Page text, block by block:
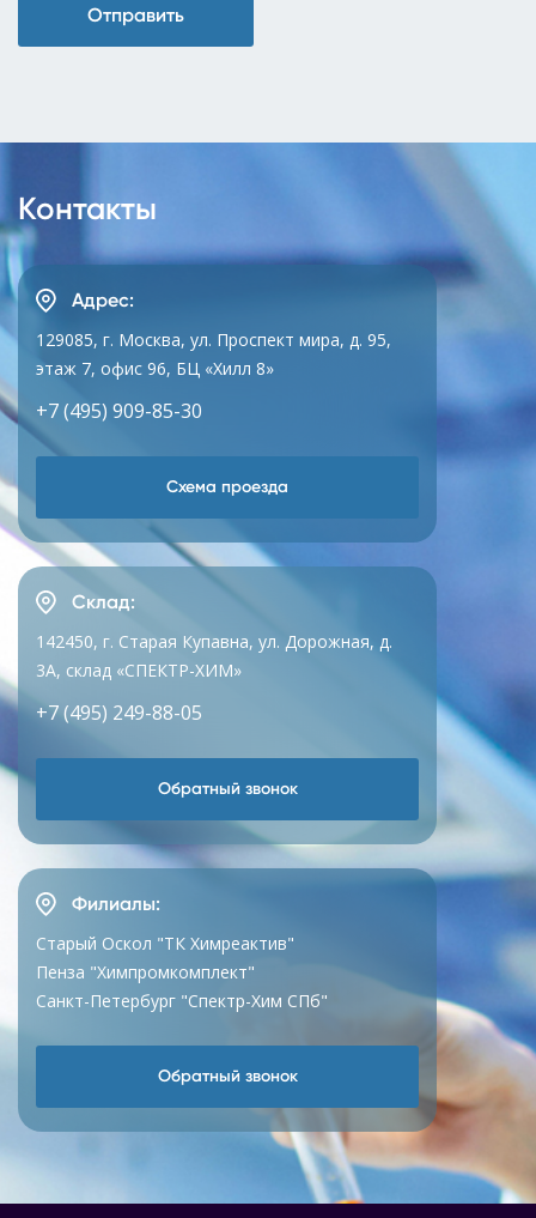
Отправить
Контакты
Адрес:
129085, г. Москва, ул. Проспект мира, д. 95,
этаж 7, офис 96, БЦ «Хилл 8»
+7 (495) 909-85-30
Схема проезда
Склад:
142450, г. Старая Купавна, ул. Дорожная, д.
3А, склад «СПЕКТР-ХИМ»
+7 (495) 249-88-05
Обратный звонок
Филиалы:
Старый Оскол "ТК Химреактив"
Пенза "Химпромкомплект"
Санкт-Петербург "Спектр-Хим СПб"
Обратный звонок